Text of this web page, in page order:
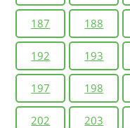
187 188
192 193
197 198
202 203